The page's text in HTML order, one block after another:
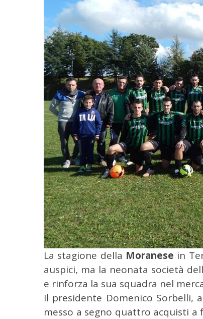
La stagione della Moranese in
auspici, ma la neonata società
e rinforza la sua squadra nel
Il presidente Domenico Sorbelli,
messo a segno quattro acquisti
C
e
r
c
a
p
e
r
: